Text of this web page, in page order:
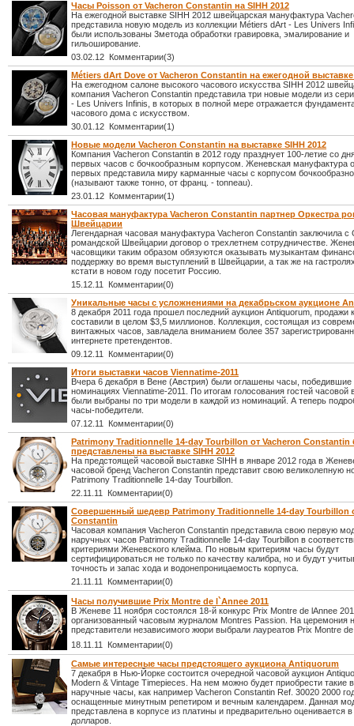
Часы Poisson от Vacheron Constantin на SIHH 2012
На ежегодной выставке SIHH 2012 швейцарская мануфактура
представила новую модель из коллекции Métiers dArt - Les Univers
были использованы 3метода обработки гравировка, эмалирование и
гильоширование.
03.02.12 Комментарии(3)
Métiers dArt Dove от Vacheron Constantin на ежегодной выставке
На ежегодном салоне высокого часового искусства SIHH 2012
компания Vacheron Constantin представила три новые модели из
- Les Univers Infinis, в которых в полной мере отражается
часового дома с искусством.
30.01.12 Комментарии(1)
Новые модели Vacheron Constantin на выставке SIHH 2012
Компания Vacheron Constantin в 2012 году празднует 100-летие со
первых часов с бочкообразным корпусом. Женевская мануфактура
первых представила миру карманные часы с корпусом
(называют также тонно, от франц. - tonneau).
23.01.12 Комментарии(1)
Часовая мануфактура Vacheron Constantin партнер Оркестра
Швейцарии
Легендарная часовая мануфактура Vacheron Constantin заключила с
романдской Швейцарии договор о трехлетнем сотрудничестве.
часовщики таким образом обязуются оказывать музыкантам
поддержку во время выступлений в Швейцарии, а так же на
кстати в новом году посетит Россию.
15.12.11 Комментарии(0)
Уникальные часы с усложнениями на декабрьском аукционе
8 декабря 2011 года прошел последний аукцион Antiquorum, продажи
составили в целом $3,5 миллионов. Коллекция, состоящая из
винтажных часов, завладела вниманием более 357
интернете претендентов.
09.12.11 Комментарии(0)
Итоги выставки часов Viennatime-2011
Вчера 6 декабря в Вене (Австрия) были оглашены часы,
номинациях Viennatime-2011. По итогам голосования гостей часовой
были выбраны по три модели в каждой из номинаций. А теперь
часы-победители.
07.12.11 Комментарии(0)
Patrimony Traditionnelle 14-day Tourbillon от Vacheron Constantin
представлены на выставке SIHH 2012
На предстоящей часовой выставке SIHH в январе 2012 года в
часовой бренд Vacheron Constantin представит свою великолепную
Patrimony Traditionnelle 14-day Tourbillon.
22.11.11 Комментарии(0)
Совершенный шедевр Patrimony Traditionnelle 14-day Tourbillon
Constantin
Часовая компания Vacheron Constantin представила свою первую
наручных часов Patrimony Traditionnelle 14-day Tourbillon в
критериями Женевского клейма. По новым критериям часы будут
сертифицироваться не только по качеству калибра, но и будут
точность и запас хода и водонепроницаемость корпуса.
21.11.11 Комментарии(0)
Часы получившие Prix Montre de l`Annee 2011
В Женеве 11 ноября состоялся 18-й конкурс Prix Montre de lAnnee
организованный часовым журналом Montres Passion. На церемония
представители независимого жюри выбрали лауреатов Prix Montre
18.11.11 Комментарии(0)
Самые интересные часы предстоящего аукциона Antiquorum
7 декабря в Нью-Йорке состоится очередной часовой аукцион
Modern & Vintage Timepieces. На нем можно будет приобрести такие
наручные часы, как например Vacheron Constantin Ref. 30020 2000
оснащенные минутным репетиром и вечным календарем. Данная
представлена в корпусе из платины и предварительно оценивается
долларов.